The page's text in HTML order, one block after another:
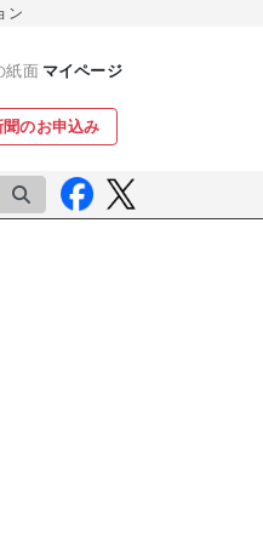
ン
紙面 マイページ
聞のお申込み
検索